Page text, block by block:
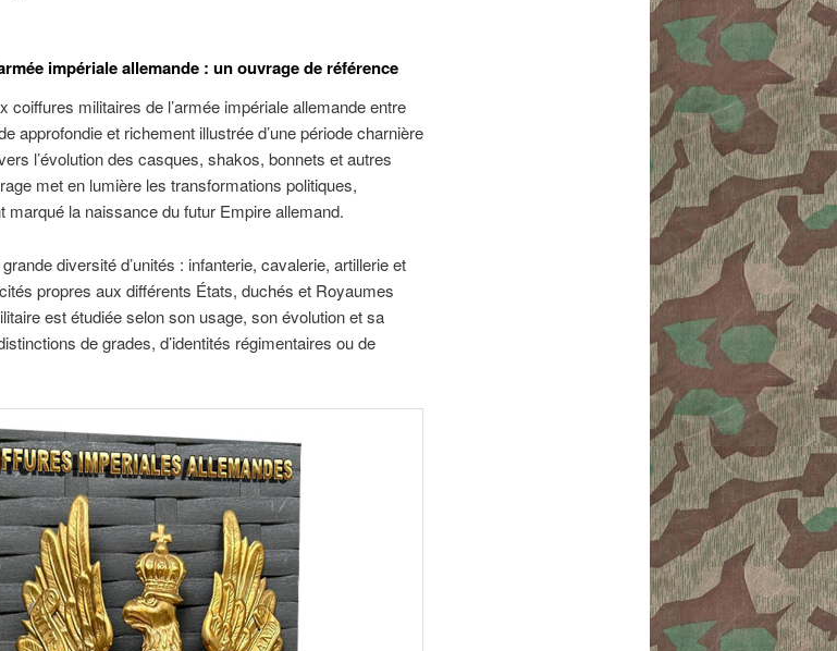
impériale allemande : un ouvrage de référence
coiffures militaires de l’armée impériale allemande entre
approfondie et richement illustrée d’une période charnière
l’évolution des casques, shakos, bonnets et autres
met en lumière les transformations politiques,
marqué la naissance du futur Empire allemand.
diversité d’unités : infanterie, cavalerie, artillerie et
propres aux différents États, duchés et Royaumes
est étudiée selon son usage, son évolution et sa
de grades, d’identités régimentaires ou de